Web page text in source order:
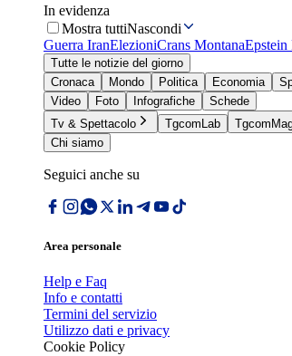
In evidenza
Mostra tuttiNascondi
Guerra IranElezioniCrans MontanaEpstein
Tutte le notizie del giorno
Cronaca
Mondo Politica Economia
Video
Foto Infografiche
Schede
Tv & Spettacolo
TgcomLab
Chi siamo
Seguici anche su
Area personale
Help e Faq
Info e contatti
Termini del servizio
Utilizzo dati e privacy
Cookie Policy